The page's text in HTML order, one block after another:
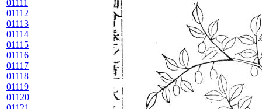
01111
01112
01113
01114
01115
01116
01117
01118
01119
01120